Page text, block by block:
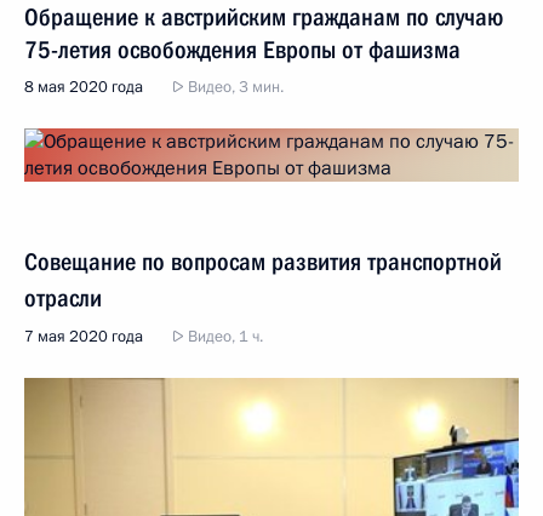
Обращение к австрийским гражданам по случаю
75-летия освобождения Европы от фашизма
8 мая 2020 года Видео, 3 мин.
Совещание по вопросам развития транспортной
отрасли
7 мая 2020 года Видео, 1 ч.